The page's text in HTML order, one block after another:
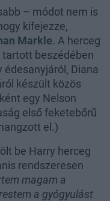
– módot nem is
kifejezze,
Markle. A herceg
tartott beszédében
Diana
készült közös
egy Nelson
első feketebőrű
el.)
be Harry herceg
rendszeresen
magam a
a gyógyulást